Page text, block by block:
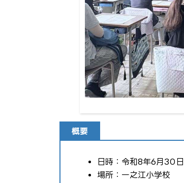
概要
日時：令和8年6月30
場所：一之江小学校